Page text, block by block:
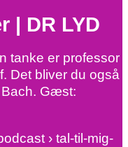
| DR LYD
tanke er professor
Det bliver du også
Gæst:
› tal-til-mig-